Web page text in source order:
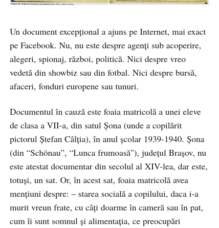
Un document excepțional a ajuns pe Internet, mai exact
pe Facebook. Nu, nu este despre agenți sub acoperire,
alegeri, spionaj, război, politică. Nici despre vreo
vedetă din showbiz sau din fotbal. Nici despre bursă,
afaceri, fonduri europene sau tunuri.
Documentul în cauză este foaia matricolă a unei eleve
de clasa a VII-a, din satul Șona (unde a copilărit
pictorul Ștefan Câlția), în anul școlar 1939-1940. Șona
(din “Schönau”, “Lunca frumoasă"), județul Brașov, nu
este atestat documentar din secolul al XIV-lea, dar este,
totuși, un sat. Or, în acest sat, foaia matricolă avea
mențiuni despre: – starea socială a copilului, daca i-a
murit vreun frate, cu câți doarme în cameră sau în pat,
cum îi sunt somnul și alimentația, ce preocupări